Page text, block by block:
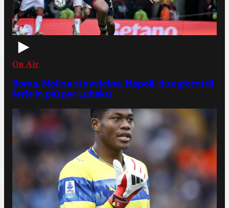
On Air
Roma, Molina si avvicina. Napoli, due giorni di
ferie in più per Lukaku